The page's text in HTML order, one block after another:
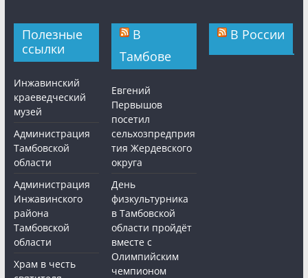
Полезные
ссылки
Инжавинский
краеведческий
музей
Администрация
Тамбовской
области
Администрация
Инжавинского
района
Тамбовской
области
Храм в честь
В
Тамбове
Евгений
Первышов
посетил
сельхозпредприя
тия Жердевского
округа
День
физкультурника
в Тамбовской
области пройдёт
вместе с
Олимпийским
чемпионом
В России